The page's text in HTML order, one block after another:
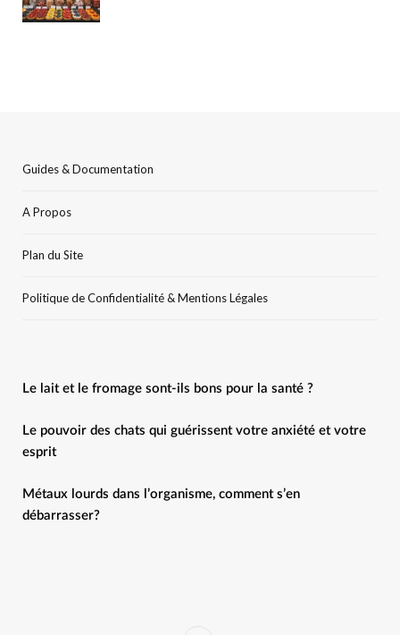
Guides & Documentation
A Propos
Plan du Site
Politique de Confidentialité & Mentions Légales
Le lait et le fromage sont-ils bons pour la santé ?
Le pouvoir des chats qui guérissent votre anxiété et votre
esprit
Métaux lourds dans l’organisme, comment s’en
débarrasser?